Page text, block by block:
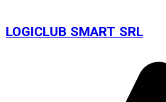
LOGICLUB SMART SRL